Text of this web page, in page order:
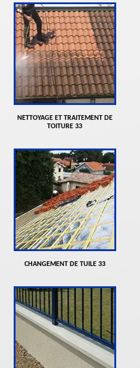
NETTOYAGE ET TRAITEMENT DE
TOITURE 33
CHANGEMENT DE TUILE 33